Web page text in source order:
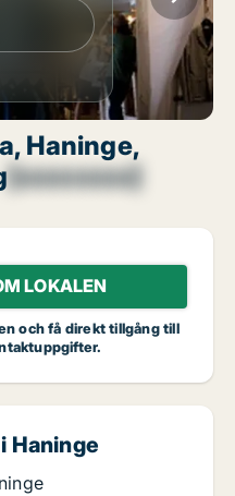
Haninge,
[xxxxxxxx]
LOKALEN
och få direkt tillgång till
Haninge